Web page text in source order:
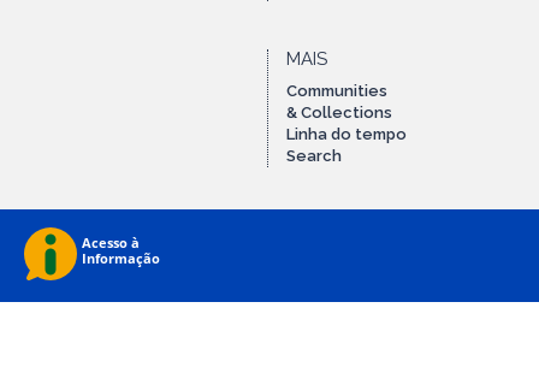
MAIS
Communities
& Collections
Linha do tempo
Search